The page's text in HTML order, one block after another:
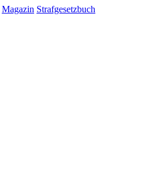
Magazin Strafgesetzbuch